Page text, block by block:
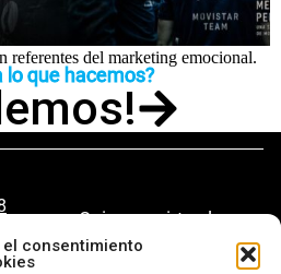
consentimiento
referentes del marketing emocional.
lo que hacemos?
¿Quieres unirte al
equipo?